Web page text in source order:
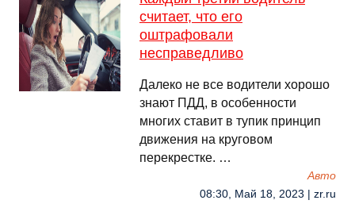
считает, что его
оштрафовали
несправедливо
Далеко не все водители хорошо
знают ПДД, в особенности
многих ставит в тупик принцип
движения на круговом
перекрестке. …
Авто
08:30, Май 18, 2023 | zr.ru